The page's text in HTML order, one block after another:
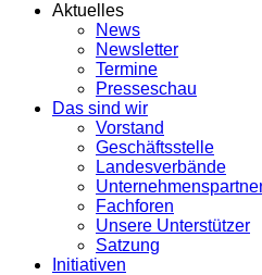
Aktuelles
News
Newsletter
Termine
Presseschau
Das sind wir
Vorstand
Geschäftsstelle
Landesverbände
Fachforen
Unsere Unterstützer
Satzung
Initiativen